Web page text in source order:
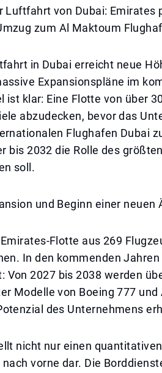
Luftfahrt von Dubai: Emirates
zum Al Maktoum
in Dubai erreicht neue
Expansionspläne im
ist klar: Eine Flotte von über
abzudecken, bevor das
Flughafen Dubai
bis 2032 die Rolle des
soll.
und Beginn einer neuen
Flotte aus 269
In den kommenden
Von 2027 bis 2038 werden
Modelle von Boeing 777 und
des Unternehmens
nicht nur einen
vorne dar. Die